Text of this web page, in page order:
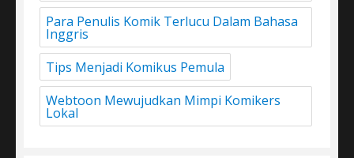
Para Penulis Komik Terlucu Dalam Bahasa
Inggris
Tips Menjadi Komikus Pemula
Webtoon Mewujudkan Mimpi Komikers
Lokal